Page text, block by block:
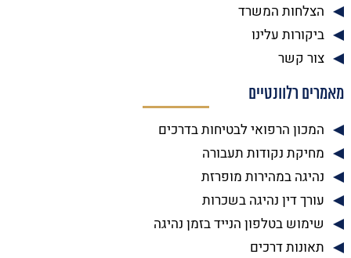
הצלחות המשרד
ביקורות עלינו
צור קשר
מאמרים רלוונטיים
המכון הרפואי לבטיחות בדרכים
מחיקת נקודות תעבורה
נהיגה במהירות מופרזת
עורך דין נהיגה בשכרות
שימוש בטלפון הנייד בזמן נהיגה
תאונות דרכים